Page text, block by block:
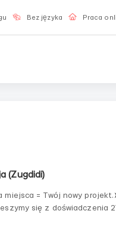
Bez języka Praca
(Zugdidi)
miejsca = Twój nowy
się z doświadczenia